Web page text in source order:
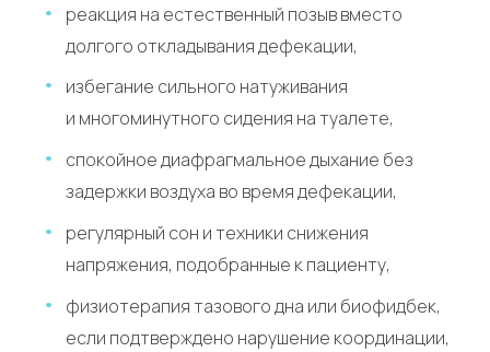
реакция на естественный позыв вместо
долгого откладывания дефекации,
избегание сильного натуживания
и многоминутного сидения на туалете,
спокойное диафрагмальное дыхание без
задержки воздуха во время дефекации,
регулярный сон и техники снижения
напряжения, подобранные к пациенту,
физиотерапия тазового дна или биофидбек,
если подтверждено нарушение координации,